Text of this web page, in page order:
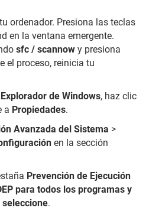
ordenador. Presiona las teclas
en la ventana emergente.
sfc / scannow y presiona
el proceso, reinicia tu
Explorador de Windows, haz clic
a Propiedades.
Avanzada del Sistema >
en la sección
Prevención de Ejecución
para todos los programas y
.